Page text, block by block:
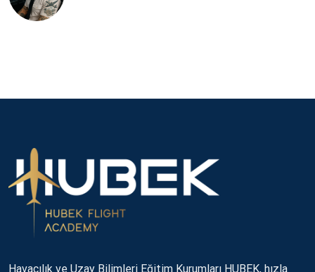
Havacılık ve Uzay Bilimleri Eğitim Kurumları HUBEK, hızla